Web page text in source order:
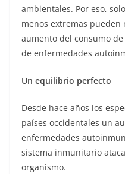
ambientales. Por eso,
menos extremas
aumento del consumo
de enfermedades
Un equilibrio perfecto
Desde hace años los
países occidentales un
enfermedades
sistema inmunitario
organismo.